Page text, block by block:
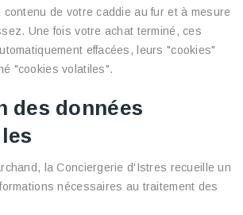
de votre caddie au fur et à mesure
Une fois votre achat terminé, ces
effacées, leurs "cookies"
"cookies volatiles".
des données
la Conciergerie d'Istres recueille un
nécessaires au traitement des